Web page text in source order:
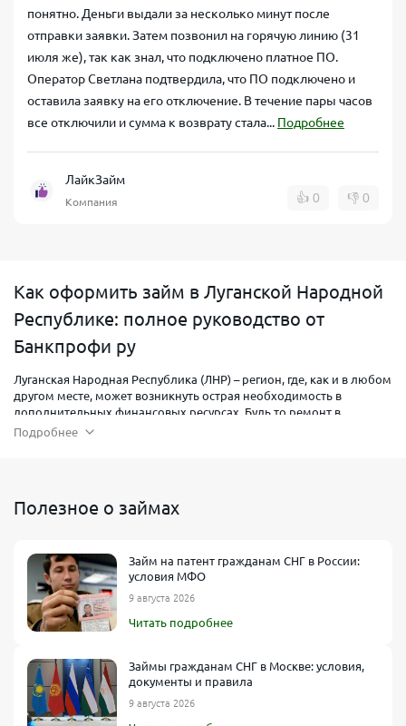
понятно. Деньги выдали за несколько минут после
отправки заявки. Затем позвонил на горячую линию (31
июля же), так как знал, что подключено платное ПО.
Оператор Светлана подтвердила, что ПО подключено и
оставила заявку на его отключение. В течение пары часов
все отключили и сумма к возврату стала... Подробнее
ЛайкЗайм
Компания 👍 0 👎 0
Как оформить займ в Луганской Народной
Республике: полное руководство от
Банкпрофи ру
Луганская Народная Республика (ЛНР) – регион, где, как и в любом
другом месте, может возникнуть острая необходимость в
дополнительных финансовых ресурсах. Будь то ремонт в
квартире, оплата медицинских услуг, покрытие срочных долгов
финансового сервиса Банкпрофи ру подготовили развернутое
Подробнее
Полезное о займах
Займ на патент гражданам СНГ в России:
условия МФО
9 августа 2026
Читать подробнее
Займы гражданам СНГ в Москве: условия,
документы и правила
9 августа 2026